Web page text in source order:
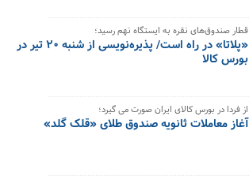
قطار صندوق‌های نقره به ایستگاه نهم رسید؛
«پلاتا» در راه است/ پذیره‌نویسی از شنبه ۲۰ تیر در
بورس کالا
از فردا در بورس کالای ایران صورت می گیرد؛
آغاز معاملات ثانویه صندوق‌ طلای «قلک گلد»